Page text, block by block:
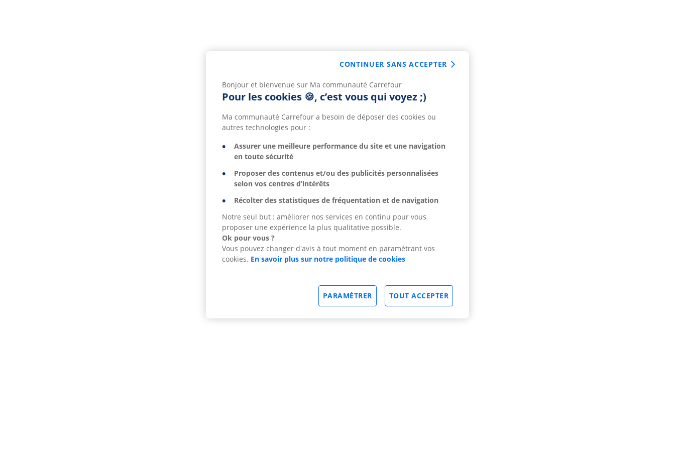
Bonjour et bienvenue sur Ma communauté Carrefour
Pour les cookies 🍪, c’est vous qui voyez ;)
Ma communauté Carrefour a besoin de déposer des cookies ou
autres technologies pour :
Assurer une meilleure performance du site et une navigation
en toute sécurité
Proposer des contenus et/ou des publicités personnalisées
selon vos centres d’intérêts
Récolter des statistiques de fréquentation et de navigation
Notre seul but : améliorer nos services en continu pour vous
proposer une expérience la plus qualitative possible.
Ok pour vous ?
Vous pouvez changer d'avis à tout moment en paramétrant vos
cookies. En savoir plus sur notre politique de cookies
TOUT ACCEPTER
PARAMÉTRER
CONTINUER SANS ACCEPTER